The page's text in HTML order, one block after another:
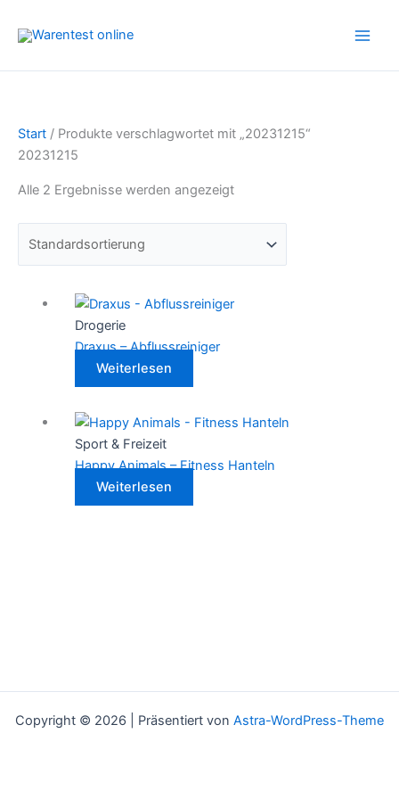
Inhalt
Start / Produkte verschlagwortet mit „20231215“
20231215
Alle 2 Ergebnisse werden angezeigt
Drogerie
Draxus – Abflussreiniger
Weiterlesen
Sport & Freizeit
Happy Animals – Fitness Hanteln
Weiterlesen
Copyright © 2026 | Präsentiert von Astra-WordPress-Theme